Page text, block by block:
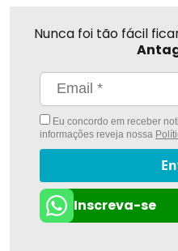
Nunca foi tão fácil
Eu concordo em receber
informações reveja nossa
Inscreva-se